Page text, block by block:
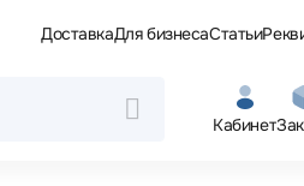
ДоставкаДля бизнесаСтатьи
Кабинет